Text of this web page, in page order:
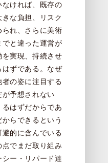
ければ、既存の
な負担、リスク
れ、さらに美術
と違った運営が
実現、持続させ
ずである。なぜ
の姿に注目する
が予想されない
はずだからであ
らできるという
的に含んでいる
でまだ取り組み
ー・リパード達